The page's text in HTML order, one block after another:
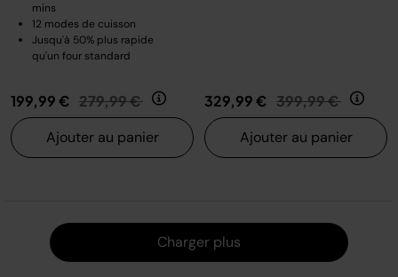
mins
12 modes de cuisson
Jusqu'à 50% plus rapide
qu'un four standard
199,99 € Prix réduit de
279,99 € au
Ajouter au panier
329,99 € Prix réduit de
399,99 € au
Ajouter au panier
Charger plus